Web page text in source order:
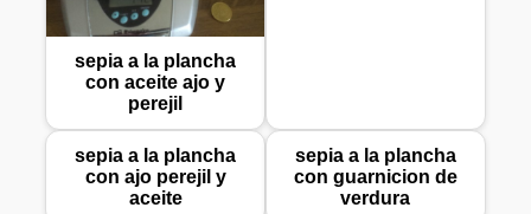
sepia a la plancha
con aceite ajo y
perejil
sepia a la plancha
con ajo perejil y
aceite
sepia a la plancha
con guarnicion de
verdura